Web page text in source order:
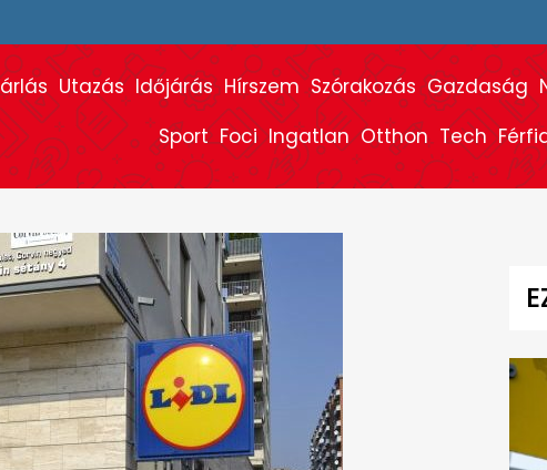
Utazás Időjárás Hírszem Szórakozás Gazdaság
Sport Foci Ingatlan Otthon Tech